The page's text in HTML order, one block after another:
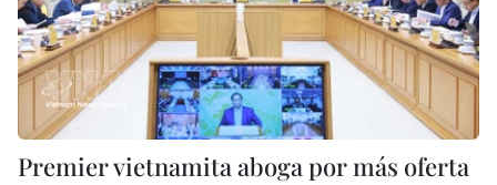
Premier vietnamita aboga por más oferta